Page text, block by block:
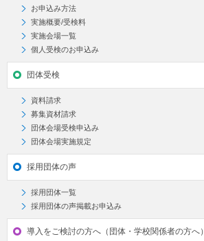
お申込み方法
実施概要/受検料
実施会場一覧
個人受検のお申込み
団体受検
資料請求
募集資材請求
団体会場受検申込み
団体会場実施規定
採用団体の声
採用団体一覧
採用団体の声掲載お申込み
導入をご検討の方へ（団体・学校関係者の方へ）